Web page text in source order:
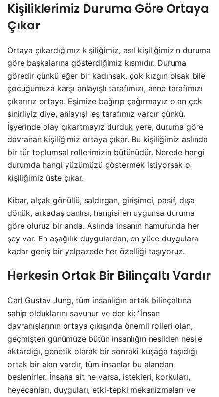
Kişiliklerimiz Duruma Göre Ortaya
Çıkar
Ortaya çıkardığımız kişiliğimiz, asıl kişiliğimizin duruma
göre başkalarına gösterdiğimiz kısmıdır. Duruma
göredir çünkü eğer bir kadınsak, çok kızgın olsak bile
çocuğumuza karşı anlayışlı tarafımızı, anne tarafımızı
çıkarırız ortaya. Eşimize bağırıp çağırmayız o an çok
sinirliyiz diye, anlayışlı eş tarafımız vardır çünkü.
İşyerinde olay çıkartmayız durduk yere, duruma göre
davranan kişiliğimiz ortaya çıkar. Bu kişiliğimiz aslında
bir tür toplumsal rollerimizin bütünüdür. Nerede hangi
durumda hangi yüzümüzü göstermek istiyorsak o
kişiliğimiz üste çıkar.
Kibar, alçak gönüllü, saldırgan, girişimci, pasif, dışa
dönük, arkadaş canlısı, hangisi en uygunsa duruma
göre oluruz bir anda. Aslında insanın hamurunda her
şey var. En aşağılık duygulardan, en yüce duygulara
kadar geniş bir yelpazede her özelliği taşıyoruz.
Herkesin Ortak Bir Bilinçaltı Vardır
Carl Gustav Jung, tüm insanlığın ortak bilinçaltına
sahip olduklarını savunur ve der ki: “İnsan
davranışlarının ortaya çıkışında önemli rolleri olan,
geçmişten günümüze bütün insanlığın nesilden nesile
aktardığı, genetik olarak bir sonraki kuşağa taşıdığı
ortak bir alan vardır, tüm insanlar bu alandan
beslenirler. İnsana ait ne varsa, istekleri, korkuları,
heyecanları, duyguları, etki-tepki mekanizmaları ve